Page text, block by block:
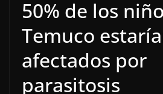
50% de los
Temuco
afectados por
parasitosis